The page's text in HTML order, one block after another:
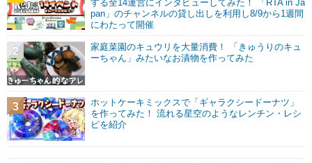
する全14運営にインタビューしてみた！ 「RTA in Ja
pan」のチャンネルの貸し出しを利用し8/9から1週間
にわたって開催
家庭菜園のキュウリを大量消費！ 「きゅうりのキュ
ーちゃん」みたいなお漬物を作ってみた
2
ホットケーキミックスで「ギャラクシードーナツ」
を作ってみた！ 流れる星空のようなレンチン・レシ
ピを紹介
3